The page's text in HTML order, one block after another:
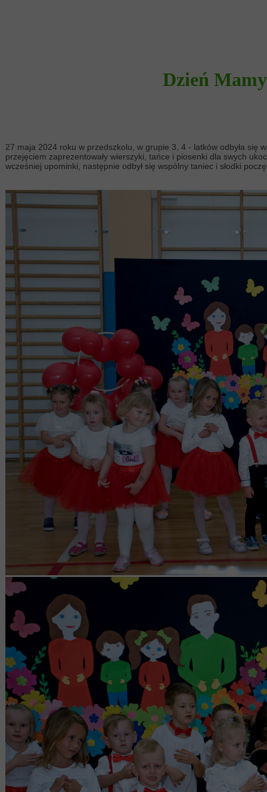
27 maja 2024 roku w przedszkolu, w grupie 3, 4 - latków odbyła
przejęciem zaprezentowały wierszyki, tańce i piosenki dla swych
wcześniej upominki, następnie odbył się wspólny taniec i słodki
Dzień